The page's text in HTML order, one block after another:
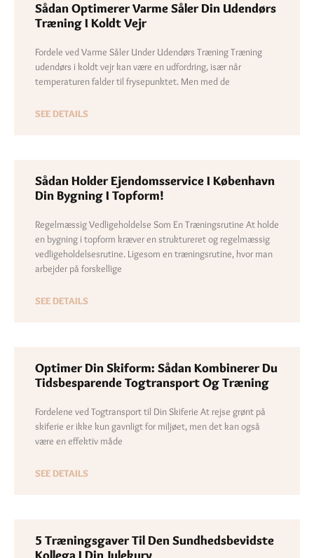
Sådan Optimerer Varme Såler Din Udendørs
Træning I Koldt Vejr
Fordele ved Varme Såler Under Udendørs Træning Træning
udendørs i koldt vejr kan være en udfordring, især når
temperaturen falder til frysepunktet. Men med de
SEE DETAILS
Sådan Holder Ejendomsservice I København
Din Bygning I Topform!
Regelmæssig Vedligeholdelse Som En Træningsrutine At holde
en bygning i topform kræver en struktureret og regelmæssig
vedligeholdelsesrutine. Ligesom en træningsrutine, hvor man
arbejder på forskellige
SEE DETAILS
Optimer Din Skiform: Sådan Kombinerer Du
Tidsbesparende Togtransport Og Træning
Fordelene ved Togtransport til Din Skiferie At rejse grønt på
skiferie er ikke kun gavnligt for miljøet, men det kan også
være en effektiv måde
SEE DETAILS
5 Træningsgaver Til Den Sundhedsbevidste